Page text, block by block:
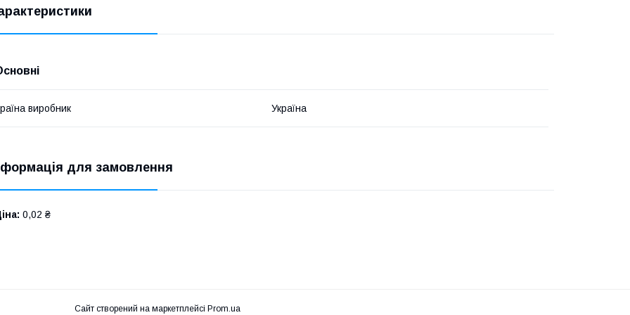
виробник Україна
для замовлення
0,02 ₴
Сайт створений на маркетплейсі Prom.ua